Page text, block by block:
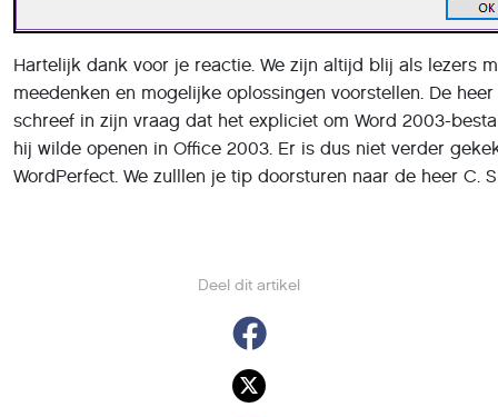
Deel dit artikel
Hartelijk dank voor je reactie. We zijn altijd blij als lezers
meedenken en mogelijke oplossingen voorstellen. De heer
schreef in zijn vraag dat het expliciet om Word 2003-
hij wilde openen in Office 2003. Er is dus niet verder
WordPerfect. We zulllen je tip doorsturen naar de heer C.